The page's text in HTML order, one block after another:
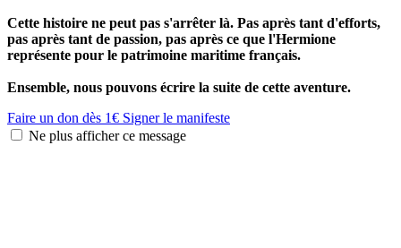
Cette histoire ne peut pas s'arrêter là. Pas après tant d'efforts,
pas après tant de passion, pas après ce que l'Hermione
représente pour le patrimoine maritime français.
Ensemble, nous pouvons écrire la suite de cette aventure.
Faire un don dès 1€ Signer le manifeste
Ne plus afficher ce message